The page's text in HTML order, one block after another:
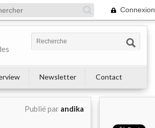
Connexion
Newsletter Contact
Publié par andika